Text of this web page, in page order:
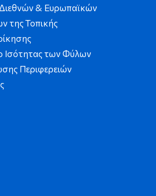
& Ευρωπαϊκών
της Τοπικής
Ισότητας των Φύλων
Περιφερειών